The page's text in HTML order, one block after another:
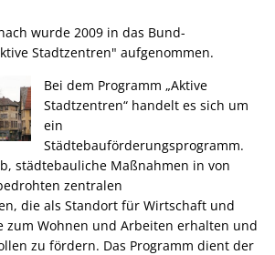
wurde 2009 in das Bund-
Stadtzentren" aufgenommen.
Bei dem Programm „Aktive
Stadtzentren“ handelt es sich um
ein
Städtebauförderungsprogramm.
städtebauliche Maßnahmen in von
zentralen
die als Standort für Wirtschaft und
zum Wohnen und Arbeiten erhalten und
zu fördern. Das Programm dient der